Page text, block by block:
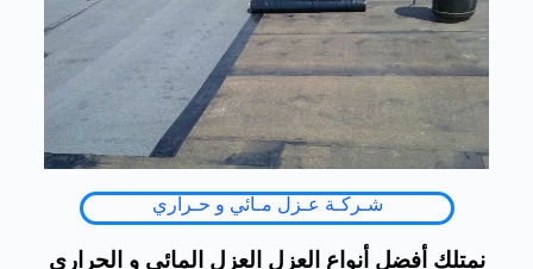
شـركـة عـزل مـائي و حـراري
نمتلك أفضل أنواع العزل العزل المائي و الحراري